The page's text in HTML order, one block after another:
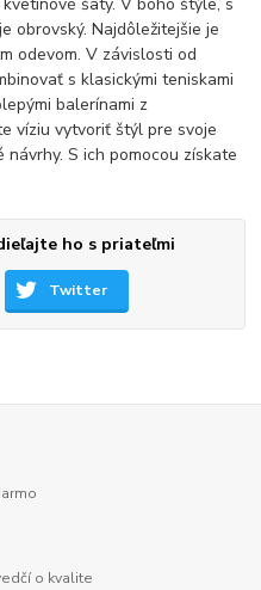
obrovský. Najdôležitejšie je
odevom. V závislosti od
s klasickými teniskami
balerínami z
víziu vytvoriť štýl pre svoje
S ich pomocou získate
ho s priateľmi
Twitter
o kvalite